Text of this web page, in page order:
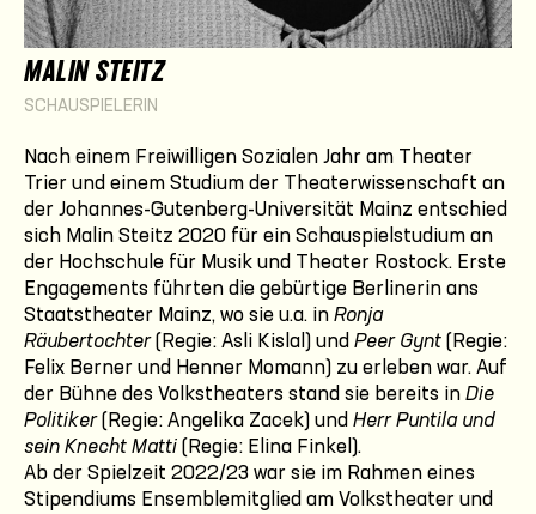
MALIN STEITZ
SCHAUSPIELERIN
Nach einem Freiwilligen Sozialen Jahr am Theater
Trier und einem Studium der Theaterwissenschaft an
der Johannes-Gutenberg-Universität Mainz entschied
sich Malin Steitz 2020 für ein Schauspielstudium an
der Hochschule für Musik und Theater Rostock. Erste
Engagements führten die gebürtige Berlinerin ans
Staatstheater Mainz, wo sie u.a. in Ronja
Räubertochter(Regie: Asli Kislal) und Peer Gynt (Regie:
Felix Berner und Henner Momann) zu erleben war. Auf
der Bühne des Volkstheaters stand sie bereits in Die
Politiker(Regie: Angelika Zacek) und Herr Puntila und
sein Knecht Matti (Regie: Elina Finkel).
Ab der Spielzeit 2022/23 war sie im Rahmen eines
Stipendiums Ensemblemitglied am Volkstheater und